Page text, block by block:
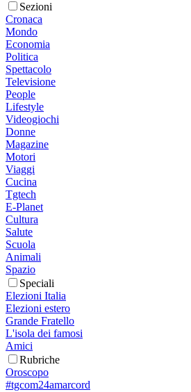
Sezioni
Cronaca
Mondo
Economia
Politica
Spettacolo
Televisione
People
Lifestyle
Videogiochi
Donne
Magazine
Motori
Viaggi
Cucina
Tgtech
E-Planet
Cultura
Salute
Scuola
Animali
Spazio
Speciali
Elezioni Italia
Elezioni estero
Grande Fratello
L'isola dei famosi
Amici
Rubriche
Oroscopo
#tgcom24amarcord